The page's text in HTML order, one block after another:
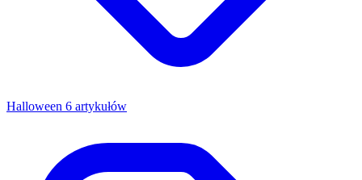
Halloween 6 artykułów